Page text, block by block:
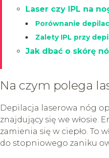
Laser czy IPL na
Porównanie
Zalety IPL przy
Jak dbać o skórę
Na czym polega
Depilacja laserowa nóg
znajdujący się we włosie.
zamienia się w ciepło. To
do stopniowego zaniku